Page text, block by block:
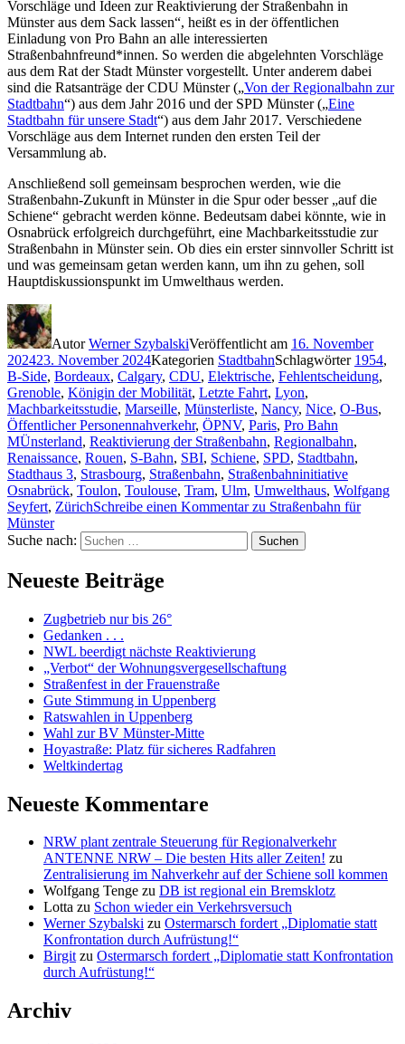
Vorschläge und Ideen zur Reaktivierung der Straßenbahn in
Münster aus dem Sack lassen“, heißt es in der öffentlichen
Einladung von Pro Bahn an alle interessierten
Straßenbahnfreund*innen. So werden die abgelehnten Vorschläge
aus dem Rat der Stadt Münster vorgestellt. Unter anderem dabei
sind die Ratsanträge der CDU Münster („Von der Regionalbahn zur
Stadtbahn“) aus dem Jahr 2016 und der SPD Münster („Eine
Stadtbahn für unsere Stadt“) aus dem Jahr 2017. Verschiedene
Vorschläge aus dem Internet runden den ersten Teil der
Versammlung ab.
Anschließend soll gemeinsam besprochen werden, wie die
Straßenbahn-Zukunft in Münster in die Spur oder besser „auf die
Schiene“ gebracht werden könne. Bedeutsam dabei könnte, wie in
Osnabrück erfolgreich durchgeführt, eine Machbarkeitsstudie zur
Straßenbahn in Münster sein. Ob dies ein erster sinnvoller Schritt ist
und was gemeinsam getan werden kann, um ihn zu gehen, soll
Hauptdiskussionspunkt im Umwelthaus werden.
AutorWerner SzybalskiVeröffentlicht am 16. November
202423. November 2024Kategorien StadtbahnSchlagwörter 1954,
B-Side, Bordeaux, Calgary, CDU, Elektrische, Fehlentscheidung,
Grenoble, Königin der Mobilität, Letzte Fahrt, Lyon,
Machbarkeitsstudie, Marseille, Münsterliste, Nancy, Nice, O-Bus,
Öffentlicher Personennahverkehr, ÖPNV, Paris, Pro Bahn
MÜnsterland, Reaktivierung der Straßenbahn, Regionalbahn,
Renaissance, Rouen, S-Bahn, SBI, Schiene, SPD, Stadtbahn,
Stadthaus 3, Strasbourg, Straßenbahn, Straßenbahninitiative
Osnabrück, Toulon, Toulouse, Tram, Ulm, Umwelthaus, Wolfgang
Seyfert, ZürichSchreibe einen Kommentarzu Straßenbahn für
Münster
Suche nach:
Suchen
Neueste Beiträge
Zugbetrieb nur bis 26°
Gedanken . . .
NWL beerdigt nächste Reaktivierung
„Verbot“ der Wohnungsvergesellschaftung
Straßenfest in der Frauenstraße
Gute Stimmung in Uppenberg
Ratswahlen in Uppenberg
Wahl zur BV Münster-Mitte
Hoyastraße: Platz für sicheres Radfahren
Weltkindertag
Neueste Kommentare
NRW plant zentrale Steuerung für Regionalverkehr
ANTENNE NRW – Die besten Hits aller Zeiten! zu
Zentralisierung im Nahverkehr auf der Schiene soll kommen
Wolfgang Tenge zu DB ist regional ein Bremsklotz
Lotta zu Schon wieder ein Verkehrsversuch
Werner Szybalski zu Ostermarsch fordert „Diplomatie statt
Konfrontation durch Aufrüstung!“
Birgitzu Ostermarsch fordert „Diplomatie statt Konfrontation
durch Aufrüstung!“
Archiv